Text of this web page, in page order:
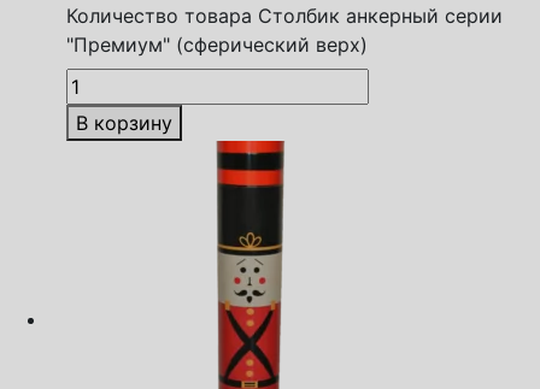
Количество товара Столбик анкерный серии
"Премиум" (сферический верх)
В корзину